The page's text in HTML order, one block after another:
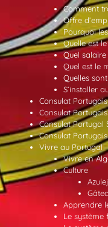
Comment
Offre
Pourquoi
Quelle est
Quel
Quel est le
Quelles
S’installer
Consulat
Consulat
Consulat Portugal
Consulat
Vivre au Portugal
Vivre en
Culture
Apprendre
Le système